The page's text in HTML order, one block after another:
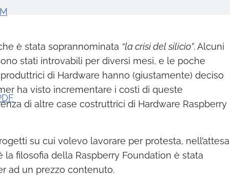
è stata soprannominata “la crisi del silicio”. Alcuni
stati introvabili per diversi mesi, e le poche
di Hardware hanno (giustamente) deciso
ha visto incrementare i costi di queste
di altre case costruttrici di Hardware Raspberry
su cui volevo lavorare per protesta, nell’attesa
filosofia della Raspberry Foundation è stata
ad un prezzo contenuto.